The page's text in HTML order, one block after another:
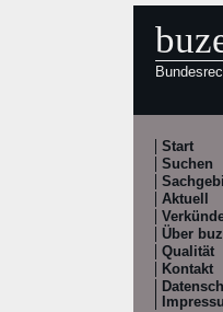
Start
Suchen
Aktuell
Über
Qualität
Kontakt